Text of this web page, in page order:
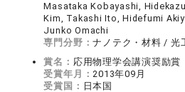
Masataka Kobayashi,
Kim, Takashi Ito, Hidefumi
Junko Omachi
専門分野：ナノテク・材料 / 光
賞名： 応用物理学会講演奨励賞
受賞年月：2013年09月
受賞国： 日本国